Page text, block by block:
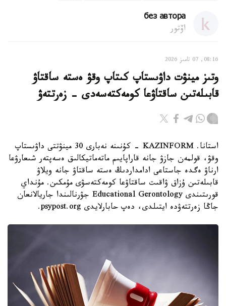
без автора
اۆتور
08:16, 07 تامىز 2026
وتىز مينۋت داۋىستاپ كىتاپ وقۋ ەستە ساقتاۋ
قابىلەتىن ساقتاۋعا كومەكتەسەدى - زەرتتەۋ
استانا. KAZINFORM - كۇنىنە نەبارى 30 مينۋتتى داۋىستاپ
وقۋ، قولمەن جازۋ جانە قاراپايىم ماتەماتيكالىق ەسەپتەر شىعارۋعا
ارناۋ ەگدە جاستاعى ادامداردىڭ ەستە ساقتاۋ جانە ويلاۋ
قابىلەتىن ۇزاق ۋاقىت ساقتاۋعا كومەكتەسۋى مۇمكىن. مۇنداي
قورىتىندى Educational Gerontology جۋرنالىندا جاريالانعان
جاڭا زەرتتەۋدە ايتىلدى، دەپ حابارلايدى psypost.org.